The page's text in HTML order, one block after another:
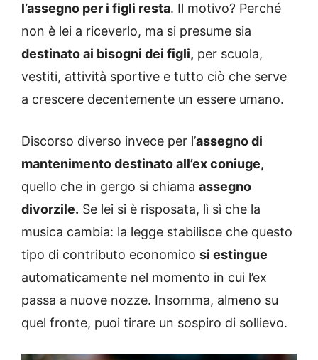
l’assegno per i figli resta. Il motivo? Perché
non è lei a riceverlo, ma si presume sia
destinato ai bisogni dei figli, per scuola,
vestiti, attività sportive e tutto ciò che serve
a crescere decentemente un essere umano.
Discorso diverso invece per l’assegno di
mantenimento destinato all’ex coniuge,
quello che in gergo si chiama assegno
divorzile. Se lei si è risposata, lì sì che la
musica cambia: la legge stabilisce che questo
tipo di contributo economico si estingue
automaticamente nel momento in cui l’ex
passa a nuove nozze. Insomma, almeno su
quel fronte, puoi tirare un sospiro di sollievo.